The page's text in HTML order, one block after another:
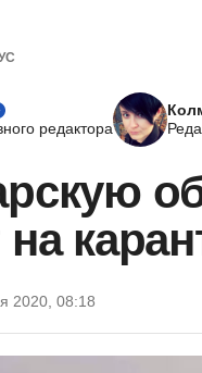
редактора
2020, 08:18